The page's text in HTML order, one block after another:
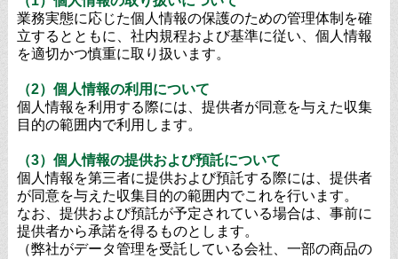
業務実態に応じた個人情報の保護のための管理体制を確
立するとともに、社内規程および基準に従い、個人情報
を適切かつ慎重に取り扱います。
（2）個人情報の利用について
個人情報を利用する際には、提供者が同意を与えた収集
目的の範囲内で利用します。
（3）個人情報の提供および預託について
個人情報を第三者に提供および預託する際には、提供者
が同意を与えた収集目的の範囲内でこれを行います。
なお、提供および預託が予定されている場合は、事前に
提供者から承諾を得るものとします。
（弊社がデータ管理を受託している会社、一部の商品の